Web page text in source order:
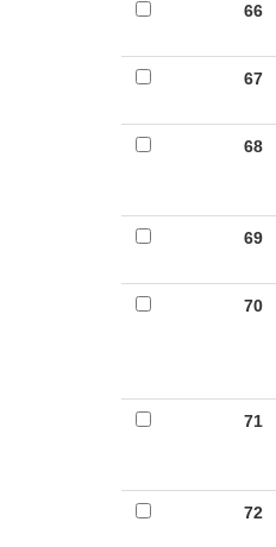
66
67
68
69
70
71
72